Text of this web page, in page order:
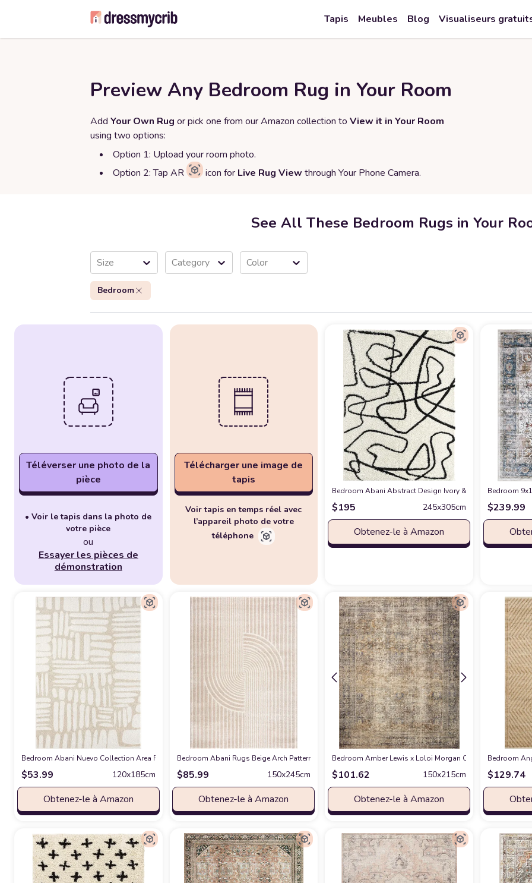
Tapis Meubles Blog Visualiseurs
Preview Any Bedroom Rug in Your Room
Add Your Own Rug or pick one from our Amazon collection to View it in Your Room
using two options:
Option 1: Upload your room photo.
Option 2: Tap AR
icon for Live Rug View through Your Phone Camera.
See All These Bedroom Rugs in Your
Size Category Color
Bedroom
Téléverser une photo de la
pièce
• Voir le tapis dans la photo de
votre pièce
ou
Essayer les pièces de
démonstration
Télécharger une image de
tapis
Voir tapis en temps réel avec
l’appareil photo de votre
téléphone
Bedroom Abani Abstract Design Ivory & Black 7'9" x 10'2"
$195 245x305cm
Obtenez-le à Amazon
Bedroom
$239.99
Bedroom Abani Nuevo Collection Area Rug - Neutral Beige/Cream Abstract Design - 4'x6' - Easy to Clean - Durable for Kids & Pets - Non-Shedding -
$53.99 120x185cm
Obtenez-le à Amazon
Bedroom Abani Rugs Beige Arch Pattern Knot Modern Print Premium Area Rug - Contemporary No-Shed
$85.99 150x245cm
Obtenez-le à Amazon
Bedroom Amber Lewis x Loloi Morgan Collection MOG-01
$101.62 150x215cm
Obtenez-le à Amazon
Bedroom
$129.74